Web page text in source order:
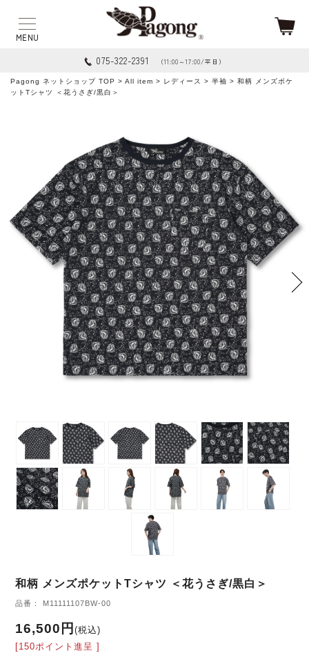
075-322-2391 （11:00～17:00/平日）
Pagong ネットショップ TOP > All item > レディース > 半袖 > 和柄 メンズポケ
ットTシャツ ＜花うさぎ/黒白＞
和柄 メンズポケットTシャツ ＜花うさぎ/黒白＞
品番： M11111107BW-00
16,500円(税込)
[150ポイント進呈 ]